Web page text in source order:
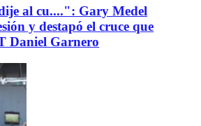
al cu....": Gary Medel
y destapó el cruce que
Daniel Garnero